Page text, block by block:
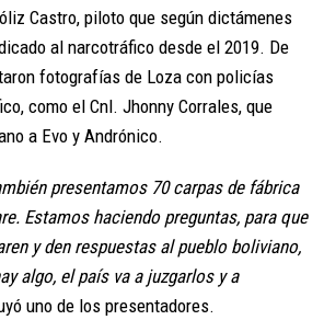
Castro, piloto que según dictámenes
al narcotráfico desde el 2019. De
fotografías de Loza con policías
como el Cnl. Jhonny Corrales, que
a Evo y Andrónico.
presentamos 70 carpas de fábrica
Estamos haciendo preguntas, para que
y den respuestas al pueblo boliviano,
algo, el país va a juzgarlos y a
uno de los presentadores.